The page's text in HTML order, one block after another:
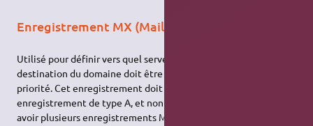
Enregistrement MX (Mail Exchange)
Utilisé pour définir vers quel serveur de la zone un email à
destination du domaine doit être envoyé, et avec quelle
priorité. Cet enregistrement doit pointer vers un
enregistrement de type A, et non un alias CNAME. Il peut y
avoir plusieurs enregistrements MX s'il existe plusieurs